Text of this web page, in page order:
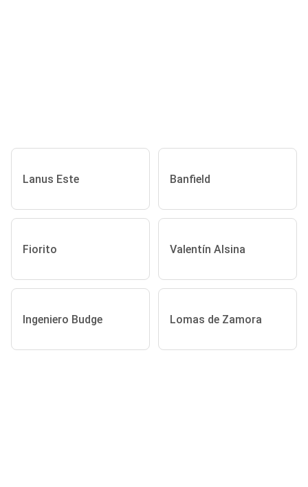
Lanus Este Banfield
Fiorito Valentín Alsina
Ingeniero Budge Lomas de Zamora